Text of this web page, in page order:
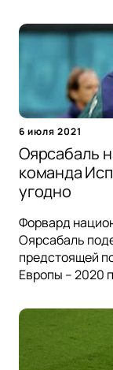
6 июля 2021
Оярсабаль
команда
угодно
Форвард
Оярсабаль
предстоящей
Европы – 2020